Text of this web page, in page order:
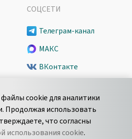
cookie для аналитики
Продолжая использовать
что согласны
использования cookie.
СОЦСЕТИ
Телеграм-канал
МАКС
ВКонтакте
Spark
Дзен